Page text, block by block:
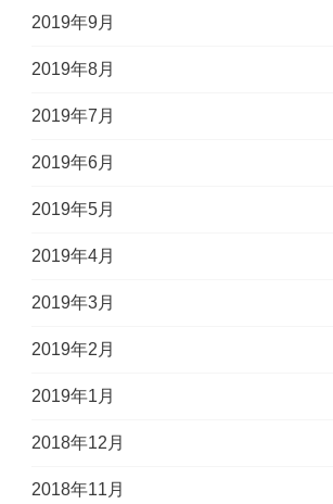
2019年9月
2019年8月
2019年7月
2019年6月
2019年5月
2019年4月
2019年3月
2019年2月
2019年1月
2018年12月
2018年11月